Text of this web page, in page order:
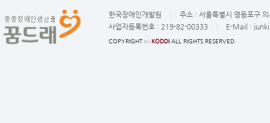
한국장애인개발원 주소 : 서울특별시 영등포구
사업자등록번호 : 219-82-00333 E-Mail :
COPYRIGHT ⓒ KODDI ALL RIGHTS RESERVED.